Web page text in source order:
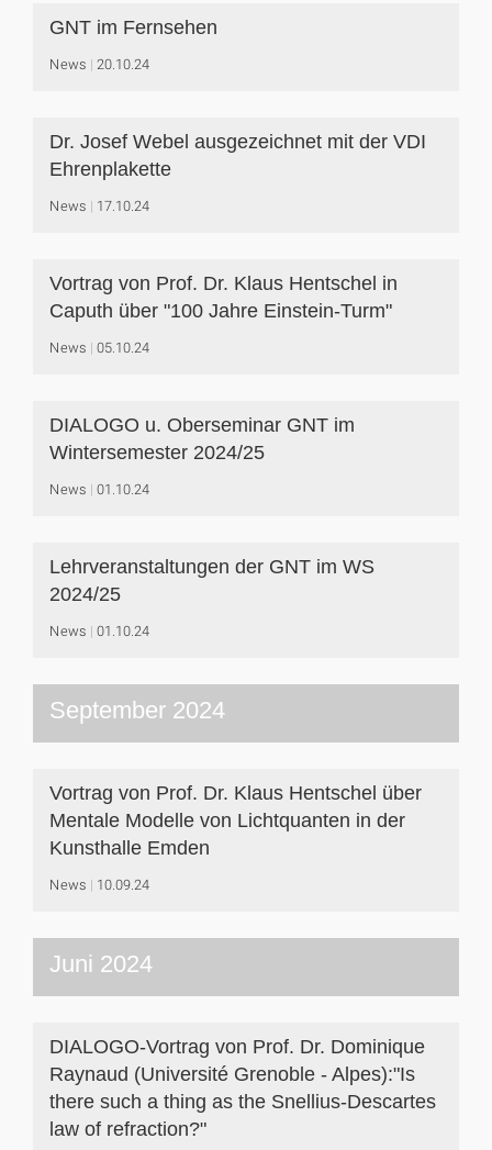
GNT im Fernsehen
News 20.10.24
Dr. Josef Webel ausgezeichnet mit der VDI
Ehrenplakette
News 17.10.24
Vortrag von Prof. Dr. Klaus Hentschel in
Caputh über "100 Jahre Einstein-Turm"
News 05.10.24
DIALOGO u. Oberseminar GNT im
Wintersemester 2024/25
News 01.10.24
Lehrveranstaltungen der GNT im WS
2024/25
News 01.10.24
September 2024
Vortrag von Prof. Dr. Klaus Hentschel über
Mentale Modelle von Lichtquanten in der
Kunsthalle Emden
News 10.09.24
Juni 2024
DIALOGO-Vortrag von Prof. Dr. Dominique
Raynaud (Université Grenoble - Alpes):"Is
there such a thing as the Snellius-Descartes
law of refraction?"